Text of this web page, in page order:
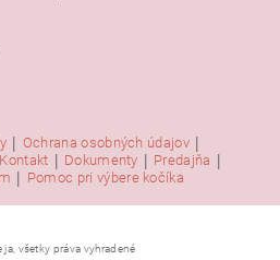
| Ochrana osobných údajov |
Kontakt | Dokumenty | Predajňa |
| Pomoc pri výbere kočíka
všetky práva vyhradené